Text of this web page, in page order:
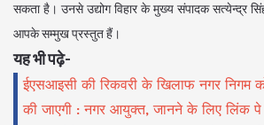
सकता है। उनसे उद्योग विहार के मुख्य संपादक सत्येन्द्र
आपके सम्मुख प्रस्तुत हैं।
यह भी पढ़े-
ईएसआइसी की रिकवरी के खिलाफ नगर निगम
की जाएगी : नगर आयुक्त, जानने के लिए लिंक